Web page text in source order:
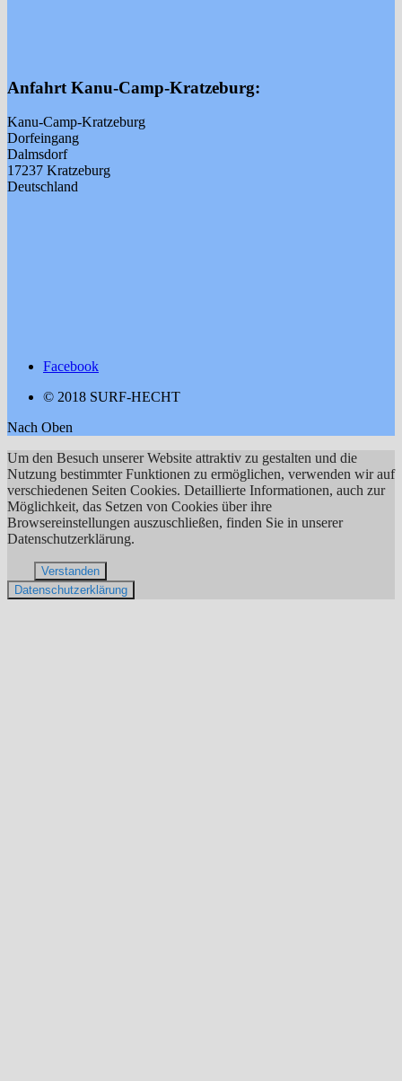
Anfahrt Kanu-Camp-Kratzeburg:
Kanu-Camp-Kratzeburg
Dorfeingang
Dalmsdorf
17237 Kratzeburg
Deutschland
Facebook
© 2018 SURF-HECHT
Nach Oben
Um den Besuch unserer Website attraktiv zu gestalten und die
Nutzung bestimmter Funktionen zu ermöglichen, verwenden wir auf
verschiedenen Seiten Cookies. Detaillierte Informationen, auch zur
Möglichkeit, das Setzen von Cookies über ihre
Browsereinstellungen auszuschließen, finden Sie in unserer
Datenschutzerklärung.
Verstanden
Datenschutzerklärung